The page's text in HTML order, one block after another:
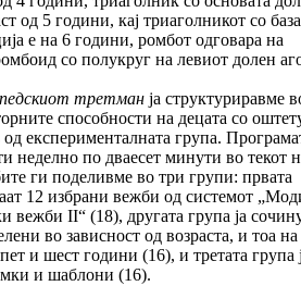
од 5 години, кај триаголникот со
е на 6 го­ди­ни, ромбот одговара на
со полукруг на левиот долен
третман ја структуриравме
способности на децата со
екс­пе­ри­мен­тал­на­та група.
неделно по дваесет минути во текот
ги поделивме во три групи: првата
12 избрани вежби од системот
II“ (18), дру­га­та група ја
во зависност од возраста, и тоа на
и шест години (16), и третата група
и шаблони (16).